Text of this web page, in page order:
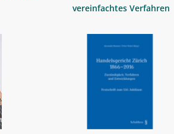
vereinfachtes Verfahren